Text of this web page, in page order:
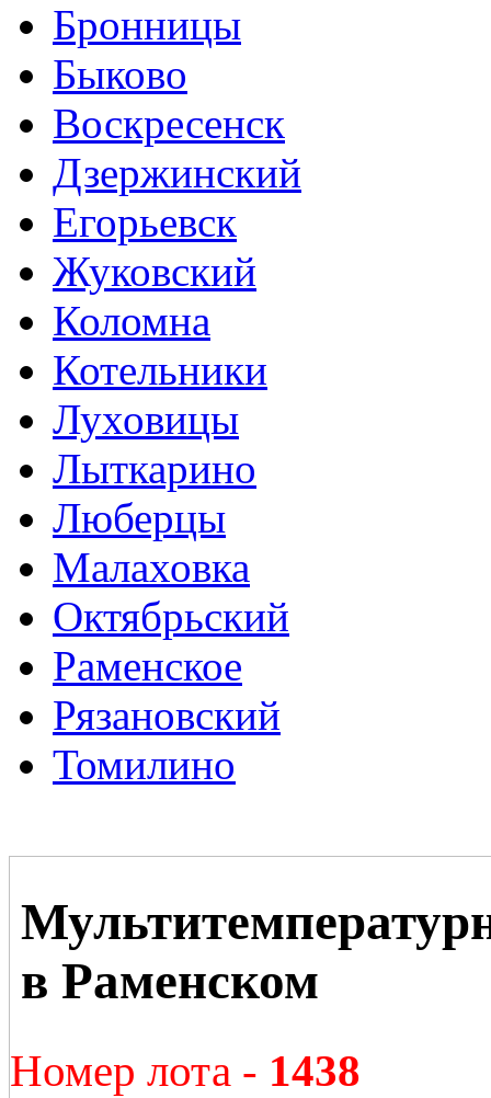
Бронницы
Быково
Воскресенск
Дзержинский
Егорьевск
Жуковский
Коломна
Котельники
Луховицы
Лыткарино
Люберцы
Малаховка
Октябрьский
Раменское
Рязановский
Томилино
в Раменском
Номер лота - 1438